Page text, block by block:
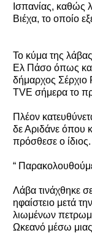
Ισπανίας, καθώς
Βιέχα, το οποίο
Το κύμα της
Ελ Πάσο όπως
δήμαρχος Σέρχιο
TVE σήμερα το
Πλέον
δε Αριδάνε όπου
πρόσθεσε ο ίδιος.
“
Λάβα τινάχθηκε
ηφαίστειο μετά
λιωμένων
Ωκεανό μέσω